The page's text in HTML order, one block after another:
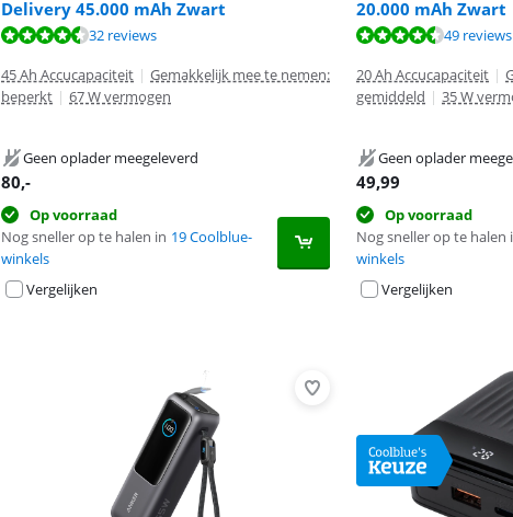
Delivery 45.000 mAh Zwart
Beoordeling is 9,0 van de 10, gebaseerd op 32 reviews.
32 reviews
45 Ah Accucapaciteit | Gemakkelijk mee te nemen:
beperkt | 67 W vermogen
Geen oplader meegeleverd
80,-
Op voorraad
Nog sneller op te halen in 19 Coolblue-
winkels
Vergelijken
20.000 mAh Zwart
Beoordeling is 8,9 van de 10, gebaseerd op 49 reviews.
49 reviews
20 Ah Accucapaciteit |
gemiddeld | 35 W
Geen oplader
49,99
Op voorraad
Nog sneller op te halen
winkels
Vergelijken